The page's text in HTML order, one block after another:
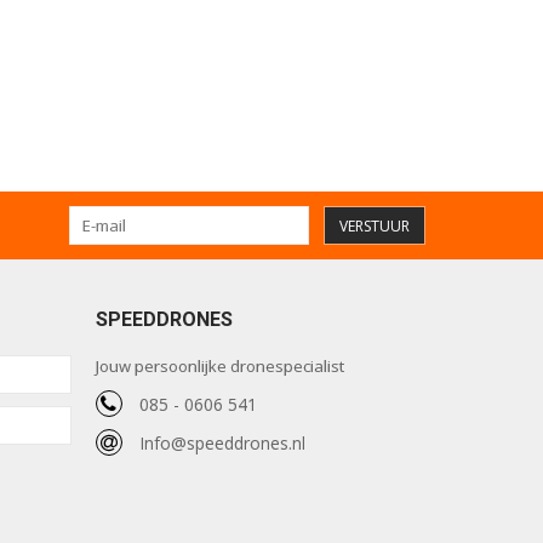
VERSTUUR
SPEEDDRONES
Jouw persoonlijke dronespecialist
085 - 0606 541
Info@speeddrones.nl